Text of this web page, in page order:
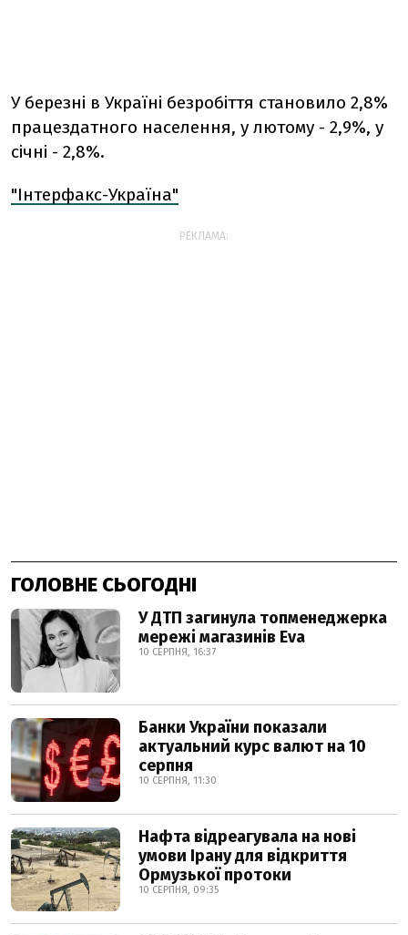
У березні в Україні безробіття становило 2,8%
працездатного населення, у лютому - 2,9%, у
січні - 2,8%.
"Інтерфакс-Україна"
РЕКЛАМА:
ГОЛОВНЕ СЬОГОДНІ
У ДТП загинула топменеджерка
мережі магазинів Eva
10 СЕРПНЯ, 16:37
Банки України показали
актуальний курс валют на 10
серпня
10 СЕРПНЯ, 11:30
Нафта відреагувала на нові
умови Ірану для відкриття
Ормузької протоки
10 СЕРПНЯ, 09:35